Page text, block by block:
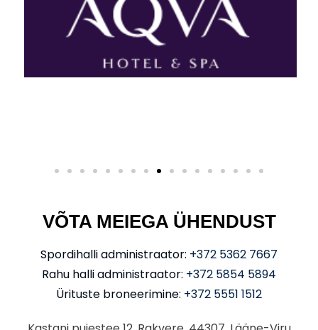
VÕTA MEIEGA ÜHENDUST
Spordihalli administraator: +372 5362 7667
Rahu halli administraator: +372 5854 5894
Ürituste broneerimine: +372 5551 1512